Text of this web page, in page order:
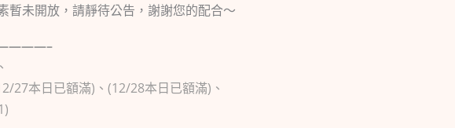
未開放，請靜待公告，謝謝您的配合～
27本日已額滿)、(12/28本日已額滿)、